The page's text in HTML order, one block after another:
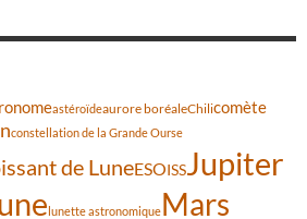
astéroïdeaurore boréaleChilicomète
constellation de la Grande Ourse
de LuneESOISSJupiter
lunette astronomiqueMars